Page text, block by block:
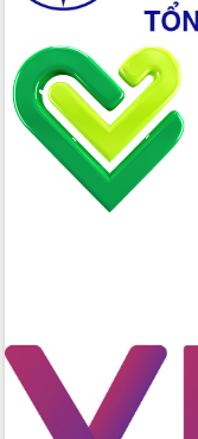
Ứng dụng sinh trắc học -
trong hành trình chuyển đổi
Lắk
Đắk Lắk nâng cao hiệu quả
Đảng từ Sổ tay đảng viên
Đắk Lắk đẩy mạnh nuôi biển
nghệ, hướng tới phát triển
2026
Đẩy mạnh cải cách hành
tâm đạt được mục tiêu tăng
hai con số trong năm 2026